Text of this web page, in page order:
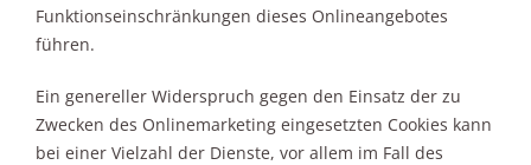
Funktionseinschränkungen dieses Onlineangebotes
führen.
Ein genereller Widerspruch gegen den Einsatz der zu
Zwecken des Onlinemarketing eingesetzten Cookies kann
bei einer Vielzahl der Dienste, vor allem im Fall des